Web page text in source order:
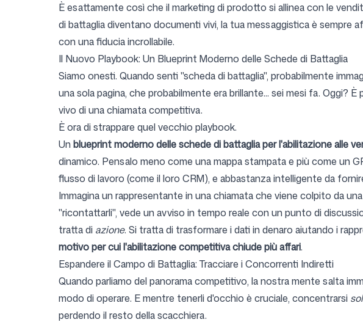
È esattamente così che il marketing di prodotto si allinea con le
di battaglia diventano documenti vivi, la tua messaggistica è
con una fiducia incrollabile.
Il Nuovo Playbook: Un Blueprint Moderno delle Schede di Battaglia
Siamo onesti. Quando senti "scheda di battaglia", probabilmente
una sola pagina, che probabilmente era brillante... sei mesi fa.
vivo di una chiamata competitiva.
È ora di strappare quel vecchio playbook.
Unblueprint moderno delle schede di battaglia per l'abilitazione alle
dinamico. Pensalo meno come una mappa stampata e più come un
flusso di lavoro (come il loro CRM), e abbastanza intelligente da
Immagina un rappresentante in una chiamata che viene colpito da
"ricontattarli", vede un avviso in tempo reale con un punto di
tratta di azione. Si tratta di trasformare i dati in denaro aiutando i
motivo per cui l'abilitazione competitiva chiude più affari.
Espandere il Campo di Battaglia: Tracciare i Concorrenti Indiretti
Quando parliamo del panorama competitivo, la nostra mente salta
modo di operare. E mentre tenerli d'occhio è cruciale, concentrarsi
perdendo il resto della scacchiera.